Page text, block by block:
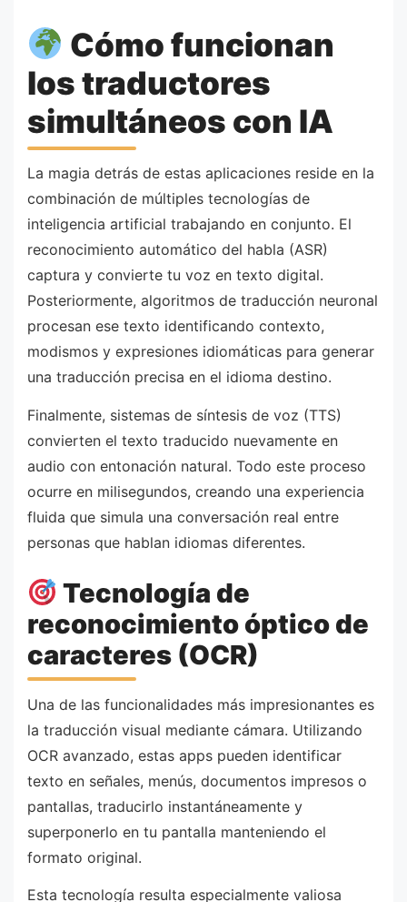
Cómo funcionan
los traductores
simultáneos con IA
La magia detrás de estas aplicaciones reside en la
combinación de múltiples tecnologías de
inteligencia artificial trabajando en conjunto. El
reconocimiento automático del habla (ASR)
captura y convierte tu voz en texto digital.
Posteriormente, algoritmos de traducción neuronal
procesan ese texto identificando contexto,
modismos y expresiones idiomáticas para generar
una traducción precisa en el idioma destino.
Finalmente, sistemas de síntesis de voz (TTS)
convierten el texto traducido nuevamente en
audio con entonación natural. Todo este proceso
ocurre en milisegundos, creando una experiencia
fluida que simula una conversación real entre
personas que hablan idiomas diferentes.
Tecnología de
reconocimiento óptico de
caracteres (OCR)
Una de las funcionalidades más impresionantes es
la traducción visual mediante cámara. Utilizando
OCR avanzado, estas apps pueden identificar
texto en señales, menús, documentos impresos o
pantallas, traducirlo instantáneamente y
superponerlo en tu pantalla manteniendo el
formato original.
Esta tecnología resulta especialmente valiosa